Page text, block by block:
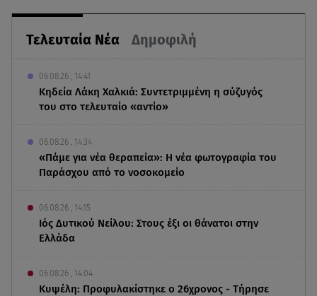
Τελευταία Νέα Δημοφιλή
06.08.26 , 14:41
Κηδεία Λάκη Χαλκιά: Συντετριμμένη η σύζυγός
του στο τελευταίο «αντίο»
06.08.26 , 14:34
«Πάμε για νέα θεραπεία»: Η νέα φωτογραφία του
Παράσχου από το νοσοκομείο
06.08.26 , 14:15
Ιός Δυτικού Νείλου: Στους έξι οι θάνατοι στην
Ελλάδα
06.08.26 , 14:04
Κυψέλη: Προφυλακίστηκε ο 26χρονος - Τήρησε